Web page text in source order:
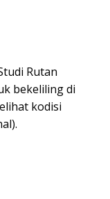
Rutan
bekeliling di
kodisi